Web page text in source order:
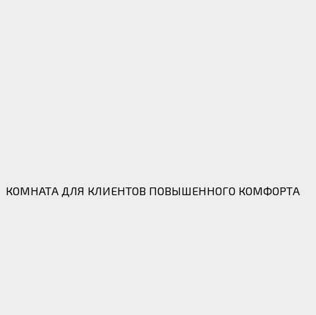
КОМНАТА ДЛЯ КЛИЕНТОВ ПОВЫШЕННОГО КОМФОРТА